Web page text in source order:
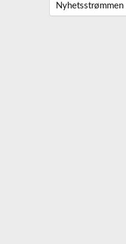
Nyhetsstrømmen